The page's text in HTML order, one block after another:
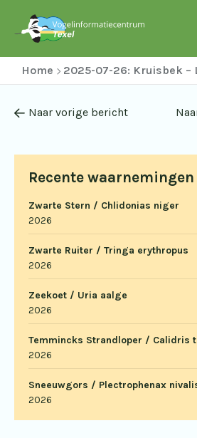
Home 2025-07-26: Kruisbek –
Recente waarnemingen
Zwarte Stern / Chlidonias niger
2026
Zwarte Ruiter / Tringa erythropus
2026
Zeekoet / Uria aalge
2026
Temmincks Strandloper / Calidris
2026
Sneeuwgors / Plectrophenax
2026
Naar vorige bericht